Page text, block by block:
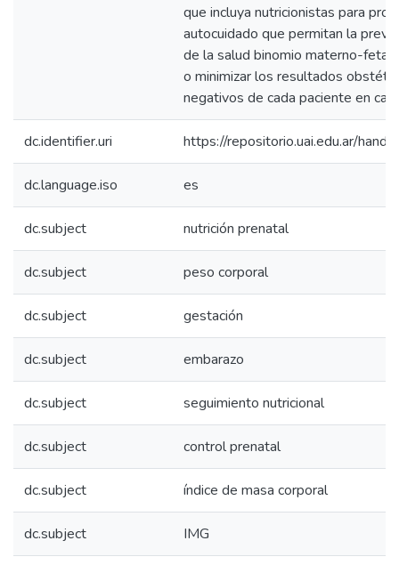
que incluya nutricionistas para
autocuidado que permitan la
de la salud binomio materno-fetal,
o minimizar los resultados
negativos de cada paciente en
dc.identifier.uri https://repositorio.uai.edu.ar/
dc.language.iso es
dc.subject nutrición prenatal
dc.subject peso corporal
dc.subject gestación
dc.subject embarazo
dc.subject seguimiento nutricional
dc.subject control prenatal
dc.subject índice de masa corporal
dc.subject IMG